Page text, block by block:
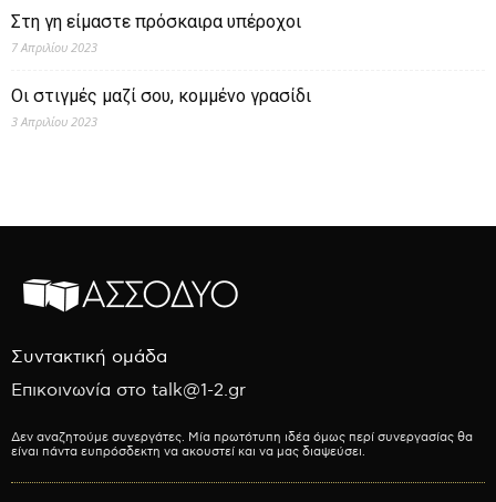
Στη γη είμαστε πρόσκαιρα υπέροχοι
7 Απριλίου 2023
Οι στιγμές μαζί σου, κομμένο γρασίδι
3 Απριλίου 2023
Συντακτική ομάδα
Επικοινωνία στο talk@1-2.gr
Δεν αναζητούμε συνεργάτες. Μία πρωτότυπη ιδέα όμως περί συνεργασίας θα
είναι πάντα ευπρόσδεκτη να ακουστεί και να μας διαψεύσει.